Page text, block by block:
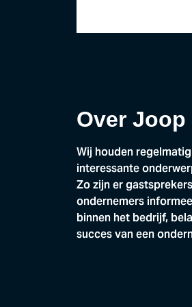
Over Joop
Wij houden
interessante
Zo zijn er
ondernemers
binnen het bedrijf,
succes van een